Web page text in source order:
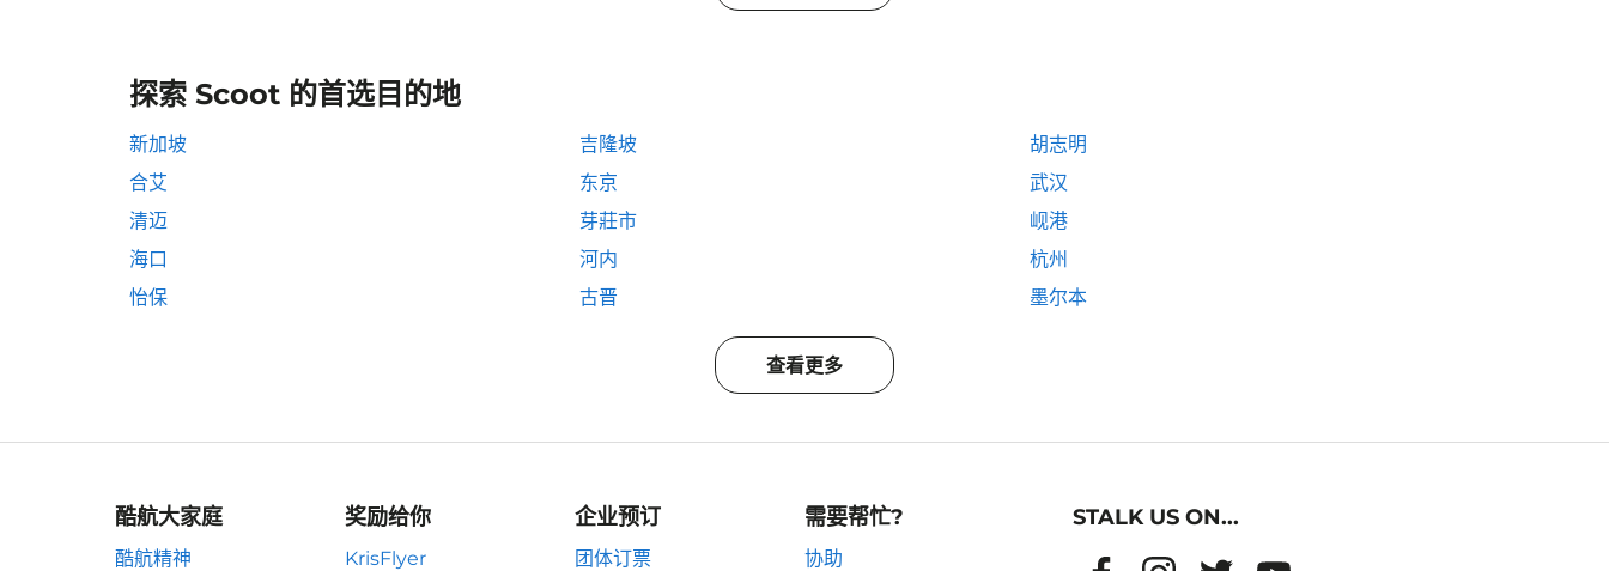
探索 Scoot 的首选目的地
新加坡 吉隆坡
胡志明
合艾
东京
武汉
清迈
芽莊市
岘港
海口
河内
杭州
怡保
古晋 墨尔本
查看更多
酷航大家庭
酷航精神
奖励给你
KrisFlyer
企业预订
团体订票
需要帮忙?
协助
STALK US ON...